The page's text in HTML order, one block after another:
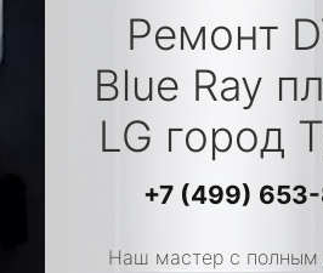
Ремонт
Blue Ray
LG город
+7 (499)
Наш мастер с полным